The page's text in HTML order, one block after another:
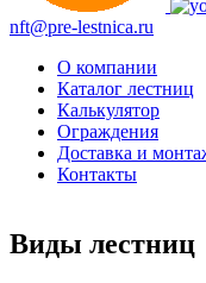
nft@pre-lestnica.ru
О компании
Каталог лестниц
Калькулятор
Ограждения
Доставка и
Контакты
Виды лестниц